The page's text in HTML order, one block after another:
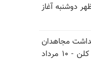
دوشنبه آغاز
مجاهدان
و شورشگران سربه‌دار لندن و کلن - ۱۰ مرداد